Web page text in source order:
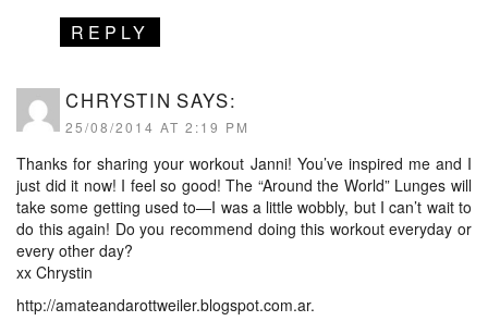
REPLY
CHRYSTIN SAYS:
25/08/2014 AT 2:19 PM
Thanks for sharing your workout Janni! You’ve inspired me and I
just did it now! I feel so good! The “Around the World” Lunges will
take some getting used to—I was a little wobbly, but I can’t wait to
do this again! Do you recommend doing this workout everyday or
every other day?
xx Chrystin
http://amateandarottweiler.blogspot.com.ar.